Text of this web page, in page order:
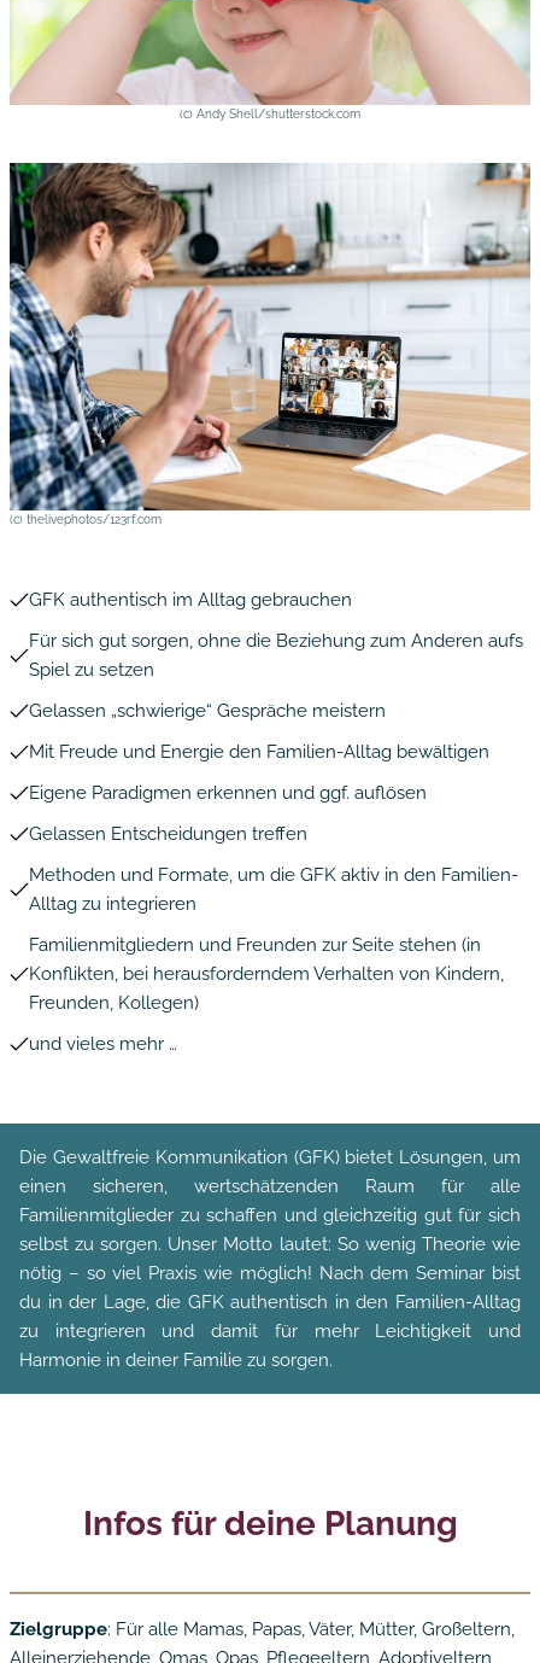
(c) Andy Shell/shutterstock.com
(c) thelivephotos/123rf.com
GFK authentisch im Alltag gebrauchen
Für sich gut sorgen, ohne die Beziehung zum Anderen aufs
Spiel zu setzen
Gelassen „schwierige“ Gespräche meistern
Mit Freude und Energie den Familien-Alltag bewältigen
Eigene Paradigmen erkennen und ggf. auflösen
Gelassen Entscheidungen treffen
Methoden und Formate, um die GFK aktiv in den Familien-
Alltag zu integrieren
Familienmitgliedern und Freunden zur Seite stehen (in
Konflikten, bei herausforderndem Verhalten von Kindern,
Freunden, Kollegen)
und vieles mehr …
Die Gewaltfreie Kommunikation (GFK) bietet Lösungen, um
einen sicheren, wertschätzenden Raum für alle
Familienmitglieder zu schaffen und gleichzeitig gut für sich
selbst zu sorgen. Unser Motto lautet: So wenig Theorie wie
nötig – so viel Praxis wie möglich! Nach dem Seminar bist
du in der Lage, die GFK authentisch in den Familien-Alltag
zu integrieren und damit für mehr Leichtigkeit und
Harmonie in deiner Familie zu sorgen.
Infos für deine Planung
Zielgruppe: Für alle Mamas, Papas, Väter, Mütter, Großeltern,
Alleinerziehende, Omas, Opas, Pflegeeltern, Adoptiveltern,